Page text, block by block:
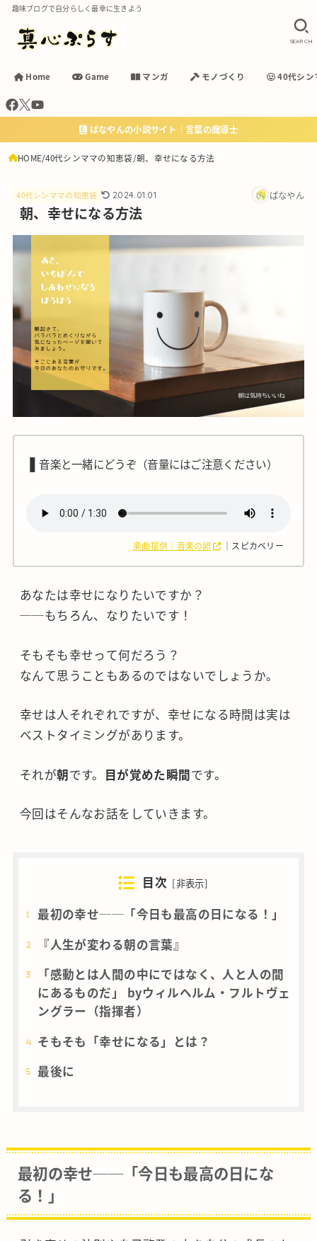
趣味ブログで自分らしく最幸に生きよう
Home Game マンガ モノづくり 40代シン
SEARCH
ばなやんの小説サイト｜言葉の魔導士
HOME 40代シンママの知恵袋 朝、幸せになる方法
40代シンママの知恵袋 2024.01.01 ばなやん
朝、幸せになる方法
❚音楽と一緒にどうぞ（音量にはご注意ください）
楽曲提供｜音楽の卵 ｜スピカベリー
あなたは幸せになりたいですか？
──もちろん、なりたいです！
そもそも幸せって何だろう？
なんて思うこともあるのではないでしょうか。
幸せは人それぞれですが、幸せになる時間は実は
ベストタイミングがあります。
それが朝です。 目が覚めた瞬間です。
今回はそんなお話をしていきます。
目次 [非表示]
最初の幸せ──「今日も最高の日になる！」
『人生が変わる朝の言葉』
「感動とは人間の中にではなく、人と人の間
にあるものだ」 byウィルヘルム・フルトヴェ
ングラー（指揮者）
そもそも「幸せになる」とは？
最後に
最初の幸せ──「今日も最高の日にな
る！」